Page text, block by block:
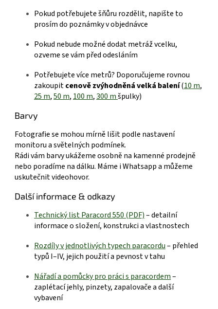
Pokud potřebujete šňůru rozdělit, napište to
prosím do poznámky v objednávce
Pokud nebude možné dodat metráž vcelku,
ozveme se vám před odesláním
Potřebujete více metrů? Doporučujeme rovnou
zakoupitcenově zvýhodněná velká balení(10 m,
25 m,50 m, 100 m,300 mšpulky)
Barvy
Fotografie se mohou mírně lišit podle nastavení
monitoru a světelných podmínek.
Rádi vám barvy ukážeme osobně na kamenné prodejně
nebo poradíme na dálku. Máme i Whatsapp a můžeme
uskutečnit videohovor.
Další informace & odkazy
Technický list Paracord 550 (PDF)– detailní
informace o složení, konstrukci a vlastnostech
Rozdíly v jednotlivých typech paracordu– přehled
typů I–IV, jejich použití a pevnost v tahu
Nářadí a pomůcky pro práci s paracordem–
zaplétací jehly, pinzety, zapalovače a další
vybavení